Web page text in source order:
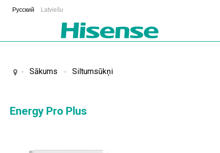
Русский Latviešu
Sākums Siltumsūkņi
Energy Pro Plus